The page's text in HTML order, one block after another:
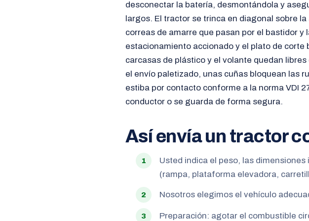
desconectar la batería, desmontándola y
largos. El tractor se trinca en diagonal sobre
correas de amarre que pasan por el bastidor
estacionamiento accionado y el plato de corte
carcasas de plástico y el volante quedan
el envío paletizado, unas cuñas bloquean las
estiba por contacto conforme a la norma VDI
conductor o se guarda de forma segura.
Así envía un tractor
Usted indica el peso, las
(rampa, plataforma elevadora,
Nosotros elegimos el vehículo
Preparación: agotar el combustible